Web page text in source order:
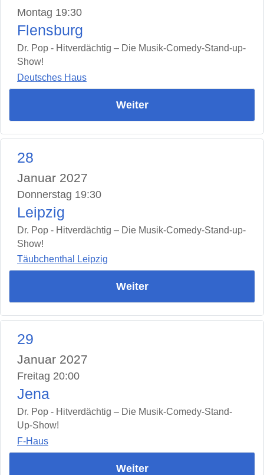
Montag 19:30
Flensburg
Dr. Pop - Hitverdächtig – Die Musik-Comedy-Stand-up-
Show!
Deutsches Haus
Weiter
28
Januar 2027
Donnerstag 19:30
Leipzig
Dr. Pop - Hitverdächtig – Die Musik-Comedy-Stand-up-
Show!
Täubchenthal Leipzig
Weiter
29
Januar 2027
Freitag 20:00
Jena
Dr. Pop - Hitverdächtig – Die Musik-Comedy-Stand-
Up-Show!
F-Haus
Weiter